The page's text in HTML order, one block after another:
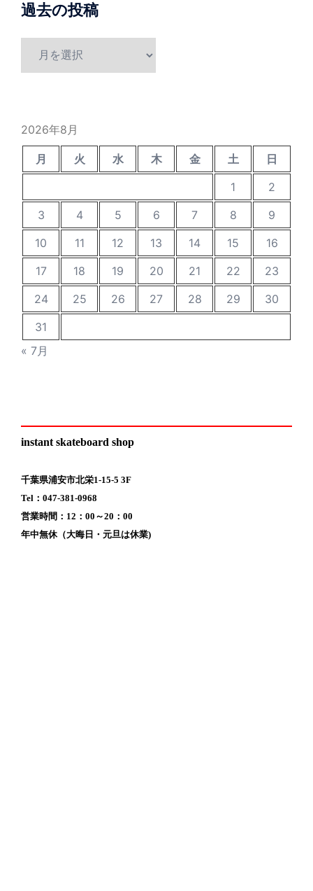
過去の投稿
2026年8月
月 火 水 木 金 土
日
1
2
3
4 5 6 7 8
9
10
11 12 13 14 15
16
17
18 19 20 21 22
23
24
25 26 27 28 29
30
31
« 7月
instant skateboard shop
千葉県浦安市北栄1-15-5 3F
Tel：047-381-0968
営業時間：12：00～20：00
年中無休（大晦日・元旦は休業)